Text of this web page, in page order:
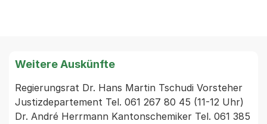
Weitere Auskünfte
Regierungsrat Dr. Hans Martin Tschudi Vorsteher
Justizdepartement Tel. 061 267 80 45 (11-12 Uhr)
Dr. André Herrmann Kantonschemiker Tel. 061 385